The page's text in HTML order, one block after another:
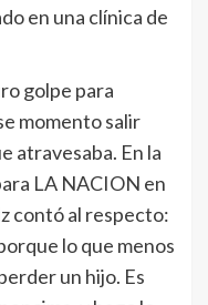
en una clínica de
golpe para
momento salir
atravesaba. En la
LA NACION en
contó al respecto:
lo que menos
un hijo. Es